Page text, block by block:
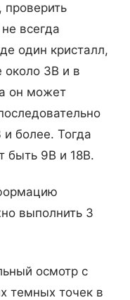
проверить
всегда
один кристалл,
около 3В и в
он может
более. Тогда
быть 9В и 18В.
выполнить 3
осмотр с
темных точек в